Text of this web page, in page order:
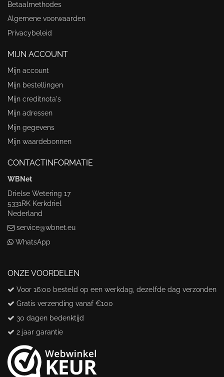
Betaalmethodes
Algemene voorwaarden
Privacybeleid
MIJN ACCOUNT
Mijn account
Mijn bestellingen
Mijn creditnota's
Mijn adressen
Mijn gegevens
Mijn waardebonnen
CONTACTINFORMATIE
WBNet
Drielse Wetering 17
5331RK Kerkdriel
Nederland
service@wbnet.eu
WhatsApp
ONZE VOORDELEN
Voor 16:00 besteld op een werkdag, dezelfde dag verzonden
Gratis verzending vanaf €100
30 dagen bedenktijd
2 jaar garantie